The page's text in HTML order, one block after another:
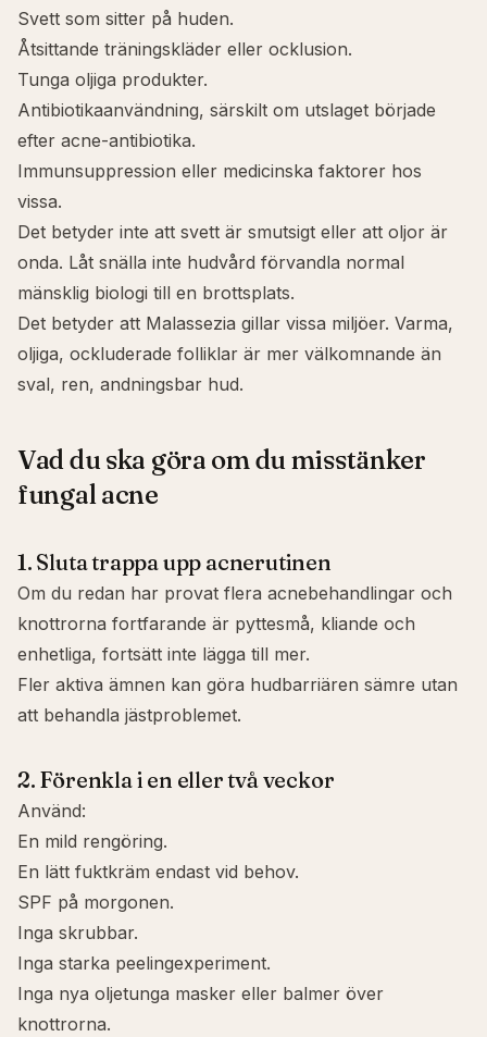
Svett som sitter på huden.
Åtsittande träningskläder eller ocklusion.
Tunga oljiga produkter.
Antibiotikaanvändning, särskilt om utslaget började
efter acne-antibiotika.
Immunsuppression eller medicinska faktorer hos
vissa.
Det betyder inte att svett är smutsigt eller att oljor är
onda. Låt snälla inte hudvård förvandla normal
mänsklig biologi till en brottsplats.
Det betyder att Malassezia gillar vissa miljöer. Varma,
oljiga, ockluderade folliklar är mer välkomnande än
sval, ren, andningsbar hud.
Vad du ska göra om du misstänker
fungal acne
1. Sluta trappa upp acnerutinen
Om du redan har provat flera acnebehandlingar och
knottrorna fortfarande är pyttesmå, kliande och
enhetliga, fortsätt inte lägga till mer.
Fler aktiva ämnen kan göra hudbarriären sämre utan
att behandla jästproblemet.
2. Förenkla i en eller två veckor
Använd:
En mild rengöring.
En lätt fuktkräm endast vid behov.
SPF på morgonen.
Inga skrubbar.
Inga starka peelingexperiment.
Inga nya oljetunga masker eller balmer över
knottrorna.